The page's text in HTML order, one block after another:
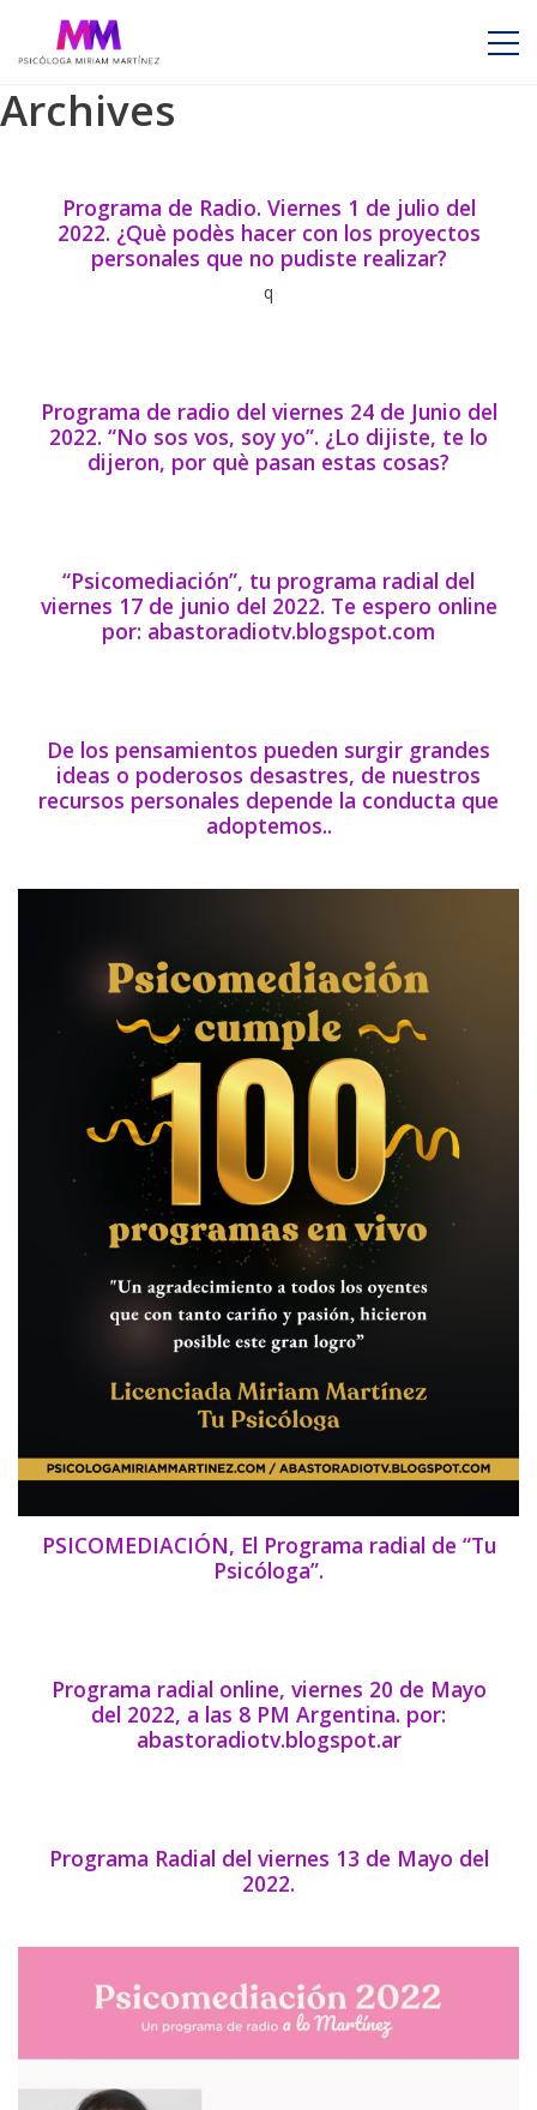
Archives
Programa de Radio. Viernes 1 de julio del
2022. ¿Què podès hacer con los proyectos
personales que no pudiste realizar?
q
Programa de radio del viernes 24 de Junio del
2022. “No sos vos, soy yo”. ¿Lo dijiste, te lo
dijeron, por què pasan estas cosas?
“Psicomediación”, tu programa radial del
viernes 17 de junio del 2022. Te espero online
por: abastoradiotv.blogspot.com
De los pensamientos pueden surgir grandes
ideas o poderosos desastres, de nuestros
recursos personales depende la conducta que
adoptemos..
PSICOMEDIACIÓN, El Programa radial de “Tu
Psicóloga”.
Programa radial online, viernes 20 de Mayo
del 2022, a las 8 PM Argentina. por:
abastoradiotv.blogspot.ar
Programa Radial del viernes 13 de Mayo del
2022.